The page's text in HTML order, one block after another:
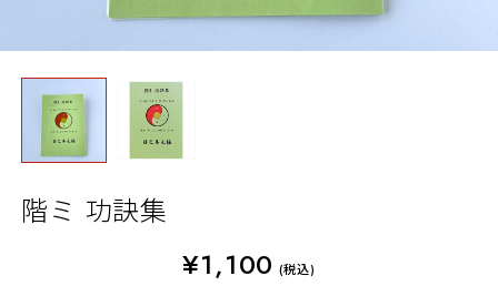
階ミ 功訣集
¥1,100 (税込)